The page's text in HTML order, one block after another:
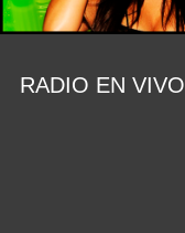
RADIO EN VIVO